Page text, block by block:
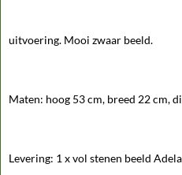
uitvoering. Mooi zwaar beeld.
Maten: hoog 53 cm, breed 22 cm,
Levering: 1 x vol stenen beeld